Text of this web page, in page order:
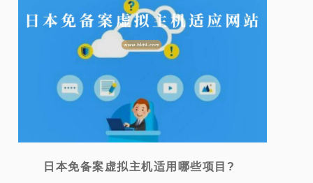
日本免备案虚拟主机适用哪些项目?